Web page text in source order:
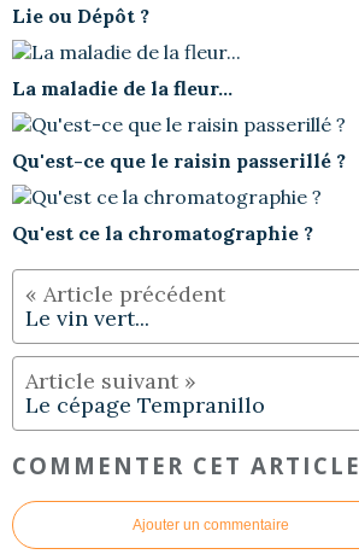
Lie ou Dépôt ?
La maladie de la fleur...
Qu'est-ce que le raisin passerillé ?
Qu'est ce la chromatographie ?
Le vin vert...
Le cépage Tempranillo
COMMENTER CET ARTICLE
Ajouter un commentaire